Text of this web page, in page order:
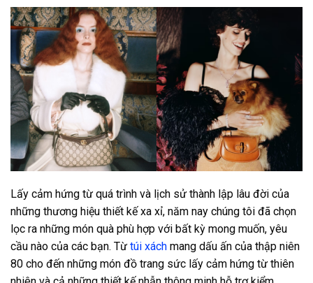
Lấy cảm hứng từ quá trình và lịch sử thành lập lâu đời của
những thương hiệu thiết kế xa xỉ, năm nay chúng tôi đã chọn
lọc ra những món quà phù hợp với bất kỳ mong muốn, yêu
cầu nào của các bạn. Từ túi xách mang dấu ấn của thập niên
80 cho đến những món đồ trang sức lấy cảm hứng từ thiên